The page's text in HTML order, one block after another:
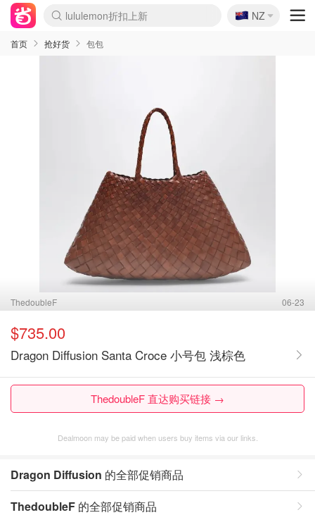
SSENSE年中2.5折
FreshBeauty好价汇总
Cettire降价+叠9折
WWS Coles超市实拍
viagogo二手票捡漏
Myer超级周末
The Outnet奢牌1折起
David Jones 3折起
Flannels大牌1折
Perfumes Club护肤1折
AMIRO面罩$251
Amazon折扣汇总
eToro入金$200送$50
Amazon数码好物
ICONIC本周7.5折
ThedoubleF高奢地板价
Moose Knuckles 6折
丝芙兰5折起
EUFY摄像头$98
Selenichast首饰2折
Trip机票酒店促销
YSL送5件彩妆礼
Amazon家居好物
Amazon美妆护肤
雅漾大喷$8
过敏原检测盒$33
伊索独家赠50ml沐浴露
科颜氏高保湿面霜$29
SEALIFE海洋馆门票6折
丝塔芙大白罐$16
订阅Newsletter送香薰
Cult Beauty 6.8折
Harrods圣诞日历$525
LN-CC奢牌私促3折
d'Alba空姐喷雾$16
EVE LOM套装£56
Bernardelli独家4折
Adore Beauty 6折起
CT圣诞日历
Mytheresa奢品2.7折
Luxury Escapes 9折
Currentbody美容仪$881
MOON Garden Live
Roborock扫地机$649
Tingo Life水杯$24
Valentino官网5折
CR洗护套装$23
修丽可4件套$159
Myer彩妆2件7折
GANNI官网4.5折
Stylevana韩妆4折
Tessabit高奢8.5折
OGX洗发水$11
Amazon阿德莱德次日达
卡诗8.5折+赠礼
Philips Hue灯具8折
🇳🇿
NZ
首页 抢好货 包包
ThedoubleF 06-23
$735.00
Dragon Diffusion Santa Croce 小号包 浅棕色
ThedoubleF 直达购买链接 →
Dealmoon may be paid when users buy items via our links.
Dragon Diffusion 的全部促销商品
ThedoubleF 的全部促销商品